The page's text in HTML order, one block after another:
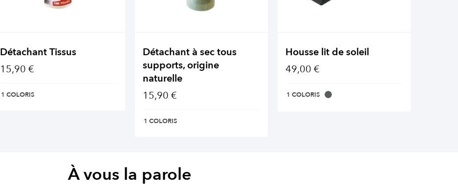
Détachant Tissus
15,90 €
1 COLORIS
Détachant à sec tous
supports, origine
naturelle
15,90 €
1 COLORIS
Housse lit de soleil
49,00 €
1 COLORIS
À vous la parole